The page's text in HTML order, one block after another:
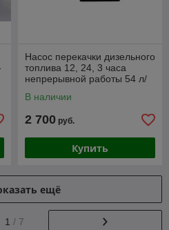
Насос перекачки дизельного
топлива 12, 24, 3 часа
непрерывной работы 54 л/
В наличии
2 700 руб.
Купить
ещё
1 / 7